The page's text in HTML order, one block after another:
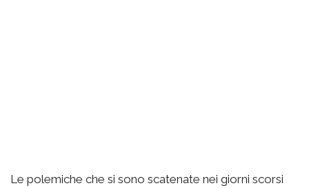
Le polemiche che si sono scatenate nei giorni scorsi